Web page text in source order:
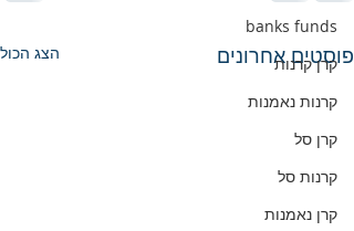
banks funds
קרן קרנות
קרנות נאמנות
קרן סל
קרנות סל
קרן נאמנות
פוסטים אחרונים הצג הכול